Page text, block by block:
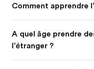
Comment apprendre
A quel âge prendre
l’étranger ?